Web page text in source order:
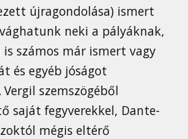
újragondolása) ismert
neki a pályáknak,
számos már ismert vagy
és egyéb jóságot
szemszögéből
saját fegyverekkel, Dante-
mégis eltérő